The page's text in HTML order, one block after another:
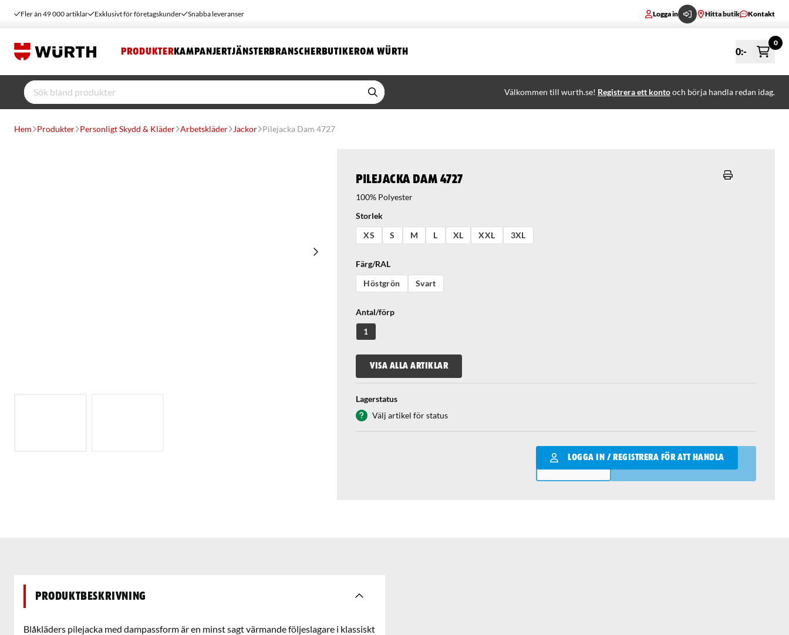
Fler än 49 000 artiklar Exklusivt för företagskunder Snabba leveranser Logga in Hitta butik Kontakt
PRODUKTER KAMPANJERTJÄNSTERBRANSCHERBUTIKEROM WÜRTH 0:-
0
Välkommen till wurth.se! Registrera ett kontooch börja handla redan idag.
Hem Produkter Personligt Skydd & Kläder Arbetskläder Jackor Pilejacka Dam 4727
Pilejacka Dam 4727
100% Polyester
Storlek
XS
S M L XL XXL 3XL
Färg/RAL
Höstgrön
Svart
Antal/förp
1
VISA ALLA ARTIKLAR
Lagerstatus
Välj artikel för status
LOGGA IN / REGISTRERA FÖR ATT HANDLA
Qantity
LÄGG I VARUKORGEN
Produktbeskrivning
Blåkläders pilejacka med dampassform är en minst sagt värmande följeslagare i klassiskt